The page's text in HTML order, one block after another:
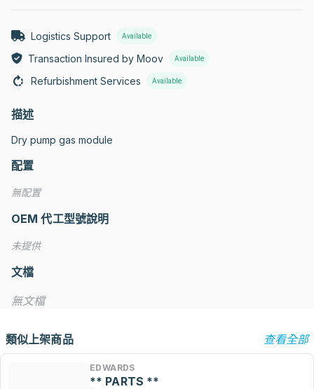
Logistics Support Available
Transaction Insured by Moov Available
Refurbishment Services Available
描述
Dry pump gas module
配置
無配置
OEM 代工型號說明
未提供
文檔
無文檔
類似上架商品 查看全部
EDWARDS
** PARTS **